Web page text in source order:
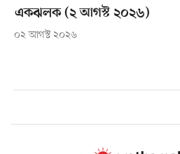
একঝলক (২ আগস্ট ২০২৬)
০২ আগস্ট ২০২৬